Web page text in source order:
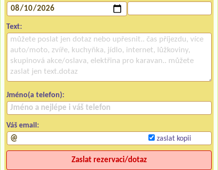
Text:
Jméno(a telefon):
Váš email:
zaslat kopii